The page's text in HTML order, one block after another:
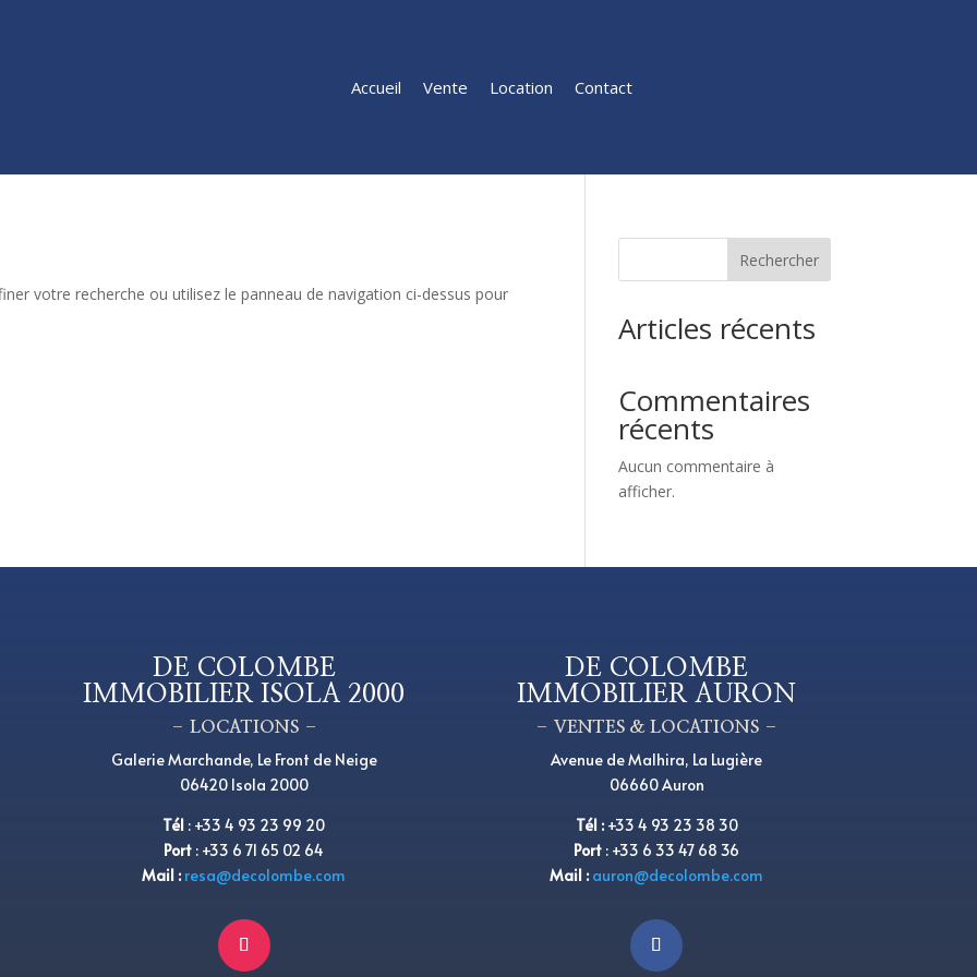
Accueil Vente Location Contact
votre recherche ou utilisez le panneau de navigation ci-dessus pour
Rechercher
Articles récents
Commentaires
récents
Aucun commentaire à
afficher.
DE COLOMBE
IMMOBILIER ISOLA 2000
– LOCATIONS –
Galerie Marchande, Le Front de Neige
06420 Isola 2000
Tél : +33 4 93 23 99 20
Port : +33 6 71 65 02 64
Mail : resa@decolombe.com
DE COLOMBE
IMMOBILIER AURON
– VENTES & LOCATIONS –
Avenue de Malhira, La Lugière
06660 Auron
Tél :+33 4 93 23 38 30
Port : +33 6 33 47 68 36
Mail : auron@decolombe.com